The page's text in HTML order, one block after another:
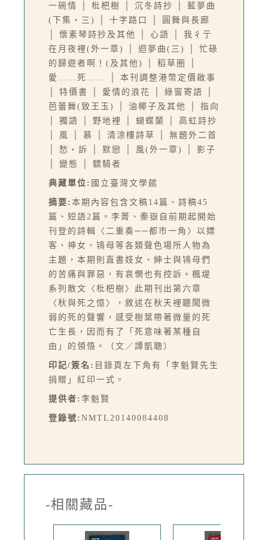
一碗情 │ 枇杷樹 │ 沉冬詩抄 │ 藍夢曲
(下集‧三) │ 十字路口 │ 圓舞與長廊
│ 懷素琴詩抄及其他 │ 心語 │ 我彳亍
在月夜裡(外一章) │ 迴夢曲(三) │ 忙碌
的歸遊者啊！(及其他) │ 稻草圈 │
愛……死…… │ 本刊調整港幣定價啟事
│ 特價書 │ 愛情的浪花 │ 綠窗寄語 │
芭蕾舞(致王玉) │ 油椰子及其他 │ 指向
│ 獨語 │ 野地裡 │ 蝴蝶蘭 │ 高虹詩抄
│ 風 │ 慕 │ 清涼樓詩草 │ 無題外二首
│ 愁‧訴 │ 默戀 │ 風(外一章) │ 影子
│ 變態 │ 驃騎者
典藏單位: 國立臺灣文學館
摘要: 本期內容包含文稿14篇、詩稿45
篇、短語2篇。李菁、秦嶽自前期起開始
刊登的詩輯〈二重奏──都市一角〉以嫖
客、神女、鴇母等各類聲色場所人物為
主題，本期則直書妓女、紳士與鴇母們
的苦痛與罪惡，有哀憫也有控訴。楓堤
系列散文〈枇杷樹〉此期刊出第六章
〈秋與死之憶〉，敘述在秋天裡聽聞微
弱的死的聲響，感受樹葉帶著微量的死
亡生長，因而有了「死意味著某種自
由」的領悟。（文／譚凱聰）
印記/簽名: 目錄頁左下角有「李魁賢先生
捐贈」紅印一式。
提供者: 李魁賢
登錄號: NMTL20140084408
-相關藏品-